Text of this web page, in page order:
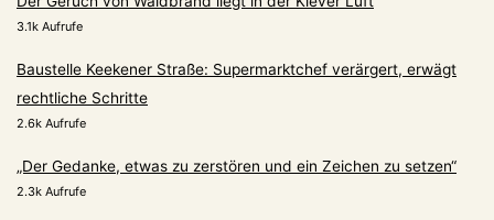
3.1k Aufrufe
Baustelle Keekener Straße: Supermarktchef verärgert, erwägt
rechtliche Schritte
2.6k Aufrufe
„Der Gedanke, etwas zu zerstören und ein Zeichen zu setzen“
2.3k Aufrufe